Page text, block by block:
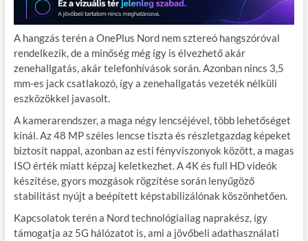
A hangzás terén a OnePlus Nord nem sztereó hangszóróval
rendelkezik, de a minőség még így is élvezhető akár
zenehallgatás, akár telefonhívások során. Azonban nincs 3,5
mm-es jack csatlakozó, így a zenehallgatás vezeték nélküli
eszközökkel javasolt.
A kamerarendszer, a maga négy lencséjével, több lehetőséget
kínál. Az 48 MP széles lencse tiszta és részletgazdag képeket
biztosít nappal, azonban az esti fényviszonyok között, a magas
ISO érték miatt képzaj keletkezhet. A 4K és full HD videók
készítése, gyors mozgások rögzítése során lenyűgöző
stabilitást nyújt a beépített képstabilizálónak köszönhetően.
Kapcsolatok terén a Nord technológiailag naprakész, így
támogatja az 5G hálózatot is, ami a jövőbeli adathasználati